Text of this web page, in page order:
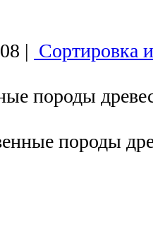
| Сортировка
породы
породы